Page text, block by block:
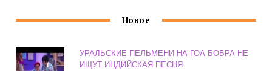
Новое
УРАЛЬСКИЕ ПЕЛЬМЕНИ НА ГОА БОБРА НЕ
ИЩУТ ИНДИЙСКАЯ ПЕСНЯ